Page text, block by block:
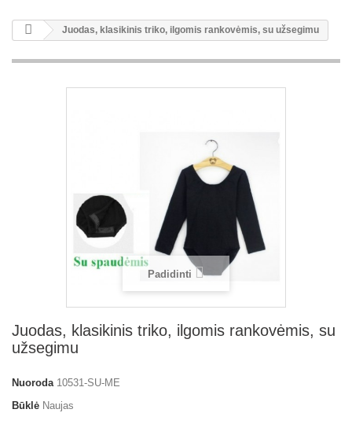
Juodas, klasikinis triko, ilgomis rankovėmis, su užsegimu
Padidinti
Juodas, klasikinis triko, ilgomis rankovėmis, su
užsegimu
Nuoroda 10531-SU-ME
Būklė Naujas